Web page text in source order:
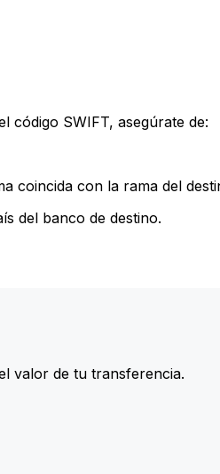
código SWIFT, asegúrate de:
coincida con la rama del
del banco de destino.
valor de tu transferencia.